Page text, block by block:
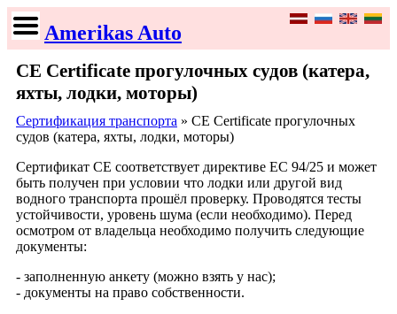
Amerikas Auto
CE Certificate прогулочных судов (катера,
яхты, лодки, моторы)
Сертификация транспорта » CE Certificate прогулочных
судов (катера, яхты, лодки, моторы)
Сертификат CE соответствует директиве ЕС 94/25 и может
быть получен при условии что лодки или другой вид
водного транспорта прошёл проверку. Проводятся тесты
устойчивости, уровень шума (если необходимо). Перед
осмотром от владельца необходимо получить следующие
документы:
- заполненную анкету (можно взять у нас);
- документы на право собственности.